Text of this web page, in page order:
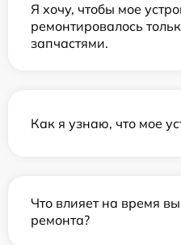
Я хочу, чтобы мое
ремонтировалось
запчастями.
Как я узнаю, что мое
Что влияет на время
ремонта?